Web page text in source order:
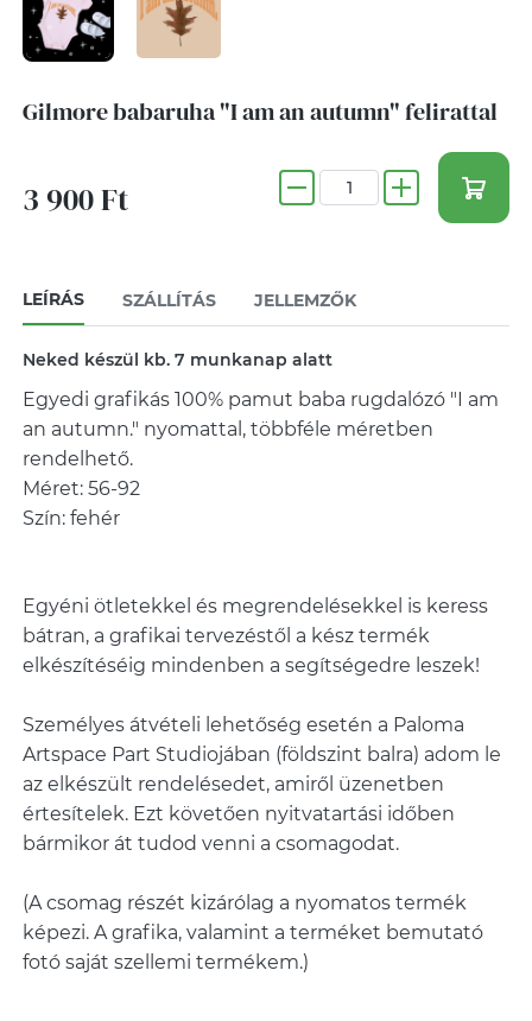
Gilmore babaruha "I am an autumn" felirattal
3 900 Ft
LEÍRÁS SZÁLLÍTÁS JELLEMZŐK
Neked készül kb. 7 munkanap alatt
Egyedi grafikás 100% pamut baba rugdalózó "I am
an autumn." nyomattal, többféle méretben
rendelhető.
Méret: 56-92
Szín: fehér
Egyéni ötletekkel és megrendelésekkel is keress
bátran, a grafikai tervezéstől a kész termék
elkészítéséig mindenben a segítségedre leszek!
Személyes átvételi lehetőség esetén a Paloma
Artspace Part Studiojában (földszint balra) adom le
az elkészült rendelésedet, amiről üzenetben
értesítelek. Ezt követően nyitvatartási időben
bármikor át tudod venni a csomagodat.
(A csomag részét kizárólag a nyomatos termék
képezi. A grafika, valamint a terméket bemutató
fotó saját szellemi termékem.)